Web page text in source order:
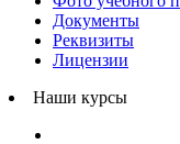
Документы
Реквизиты
Лицензии
Наши курсы